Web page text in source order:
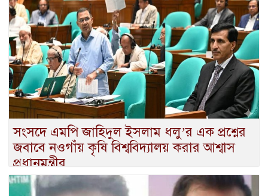
সংসদে এমপি জাহিদুল ইসলাম ধলু’র এক প্রশ্নের
জবাবে নওগাঁয় কৃষি বিশ্ববিদ্যালয় করার আশ্বাস
প্রধানমন্ত্রীর